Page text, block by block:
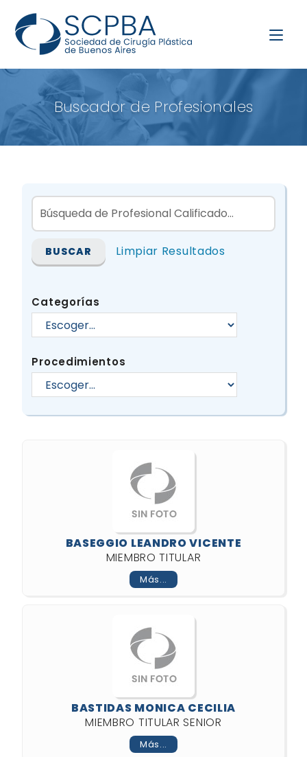
Buscador de Profesionales
Limpiar Resultados
Categorías
Procedimientos
BASEGGIO LEANDRO VICENTE
MIEMBRO TITULAR
Más...
BASTIDAS MONICA CECILIA
MIEMBRO TITULAR SENIOR
Más...